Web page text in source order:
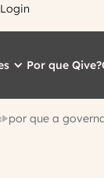
Login
Por que Qive?
por que a